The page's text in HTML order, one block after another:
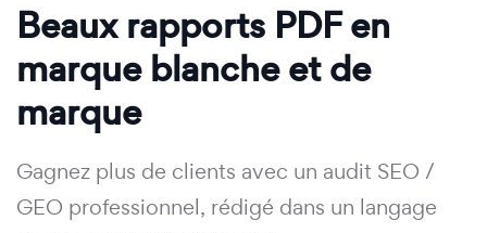
Beaux rapports PDF en
marque blanche et de
marque
Gagnez plus de clients avec un audit SEO /
GEO professionnel, rédigé dans un langage